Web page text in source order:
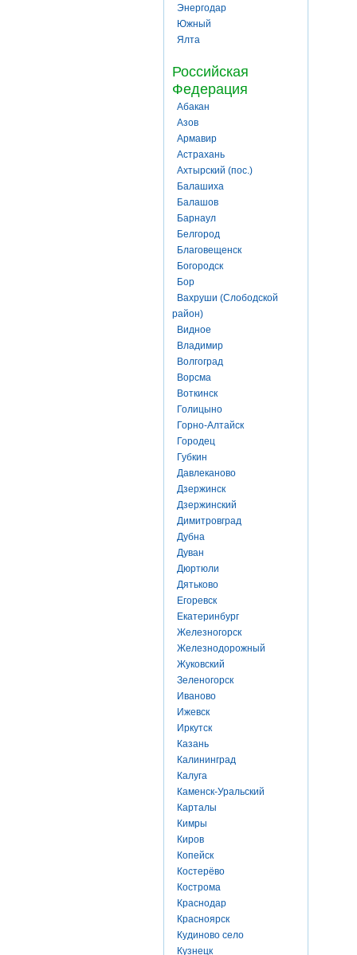
Энергодар
Южный
Ялта
Российская
Федерация
Абакан
Азов
Армавир
Астрахань
Ахтырский (пос.)
Балашиха
Балашов
Барнаул
Белгород
Благовещенск
Богородск
Бор
Вахруши (Слободской
район)
Видное
Владимир
Волгоград
Ворсма
Воткинск
Голицыно
Горно-Алтайск
Городец
Губкин
Давлеканово
Дзержинск
Дзержинский
Димитровград
Дубна
Дуван
Дюртюли
Дятьково
Егоревск
Екатеринбург
Железногорск
Железнодорожный
Жуковский
Зеленогорск
Иваново
Ижевск
Иркутск
Казань
Калининград
Калуга
Каменск-Уральский
Карталы
Кимры
Киров
Копейск
Костерёво
Кострома
Краснодар
Красноярск
Кудиново село
Кузнецк